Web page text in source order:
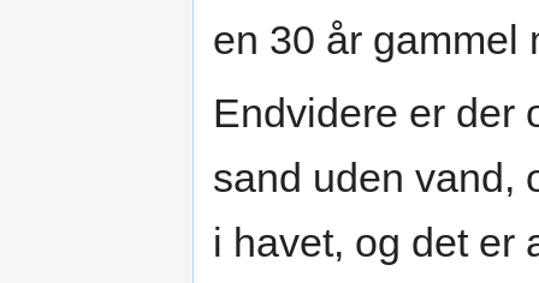
en 30 år gammel
Endvidere er der
sand uden vand,
i havet, og det er